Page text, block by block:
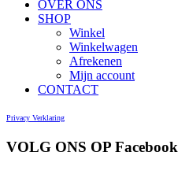
OVER ONS
SHOP
Winkel
Winkelwagen
Afrekenen
Mijn account
CONTACT
Privacy Verklaring
VOLG ONS OP Facebook